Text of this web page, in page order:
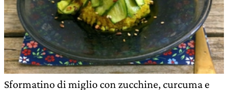
Sformatino di miglio con zucchine, curcuma e